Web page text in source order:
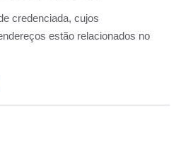
credenciada, cujos
estão relacionados no